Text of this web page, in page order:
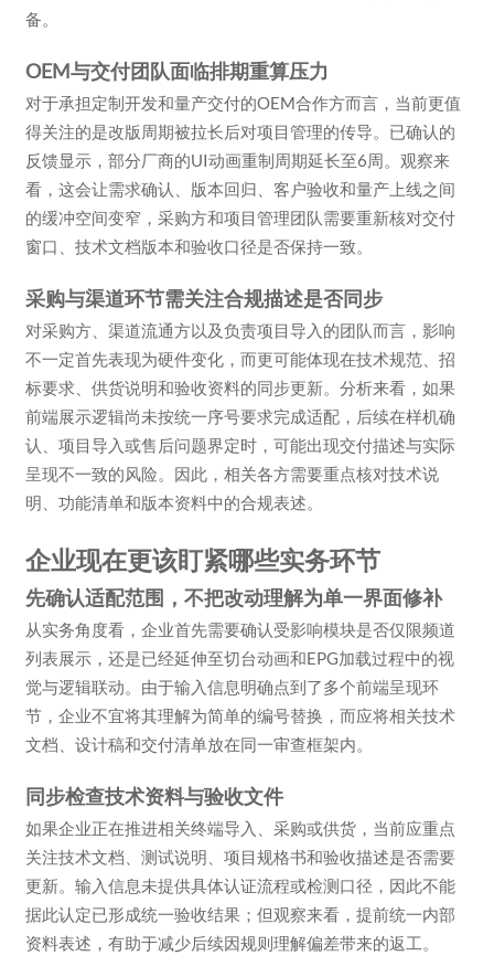
备。
OEM与交付团队面临排期重算压力
对于承担定制开发和量产交付的OEM合作方而言，当前更值
得关注的是改版周期被拉长后对项目管理的传导。已确认的
反馈显示，部分厂商的UI动画重制周期延长至6周。观察来
看，这会让需求确认、版本回归、客户验收和量产上线之间
的缓冲空间变窄，采购方和项目管理团队需要重新核对交付
窗口、技术文档版本和验收口径是否保持一致。
采购与渠道环节需关注合规描述是否同步
对采购方、渠道流通方以及负责项目导入的团队而言，影响
不一定首先表现为硬件变化，而更可能体现在技术规范、招
标要求、供货说明和验收资料的同步更新。分析来看，如果
前端展示逻辑尚未按统一序号要求完成适配，后续在样机确
认、项目导入或售后问题界定时，可能出现交付描述与实际
呈现不一致的风险。因此，相关各方需要重点核对技术说
明、功能清单和版本资料中的合规表述。
企业现在更该盯紧哪些实务环节
先确认适配范围，不把改动理解为单一界面修补
从实务角度看，企业首先需要确认受影响模块是否仅限频道
列表展示，还是已经延伸至切台动画和EPG加载过程中的视
觉与逻辑联动。由于输入信息明确点到了多个前端呈现环
节，企业不宜将其理解为简单的编号替换，而应将相关技术
文档、设计稿和交付清单放在同一审查框架内。
同步检查技术资料与验收文件
如果企业正在推进相关终端导入、采购或供货，当前应重点
关注技术文档、测试说明、项目规格书和验收描述是否需要
更新。输入信息未提供具体认证流程或检测口径，因此不能
据此认定已形成统一验收结果；但观察来看，提前统一内部
资料表述，有助于减少后续因规则理解偏差带来的返工。